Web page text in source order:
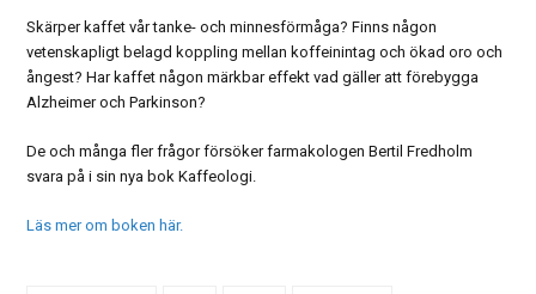
Skärper kaffet vår tanke- och minnesförmåga? Finns någon
vetenskapligt belagd koppling mellan koffeinintag och ökad oro och
ångest? Har kaffet någon märkbar effekt vad gäller att förebygga
Alzheimer och Parkinson?
De och många fler frågor försöker farmakologen Bertil Fredholm
svara på i sin nya bok Kaffeologi.
Läs mer om boken här.